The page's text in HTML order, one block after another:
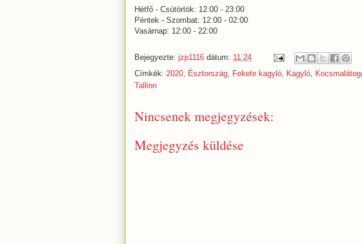
Hétfő - Csütörtök: 12:00 - 23:00
Péntek - Szombat: 12:00 - 02:00
Vasárnap: 12:00 - 22:00
Bejegyezte: jzp1116 dátum: 11:24
Címkék: 2020 Észtország Fekete kagyló Kagyló
Tallinn
Nincsenek megjegyzések:
Megjegyzés küldése